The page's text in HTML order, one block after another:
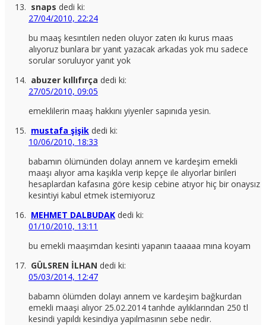
snaps dedi ki:
27/04/2010, 22:24
bu maaş kesıntılerı neden oluyor zaten ıkı kurus maas
alıyoruz bunlara bır yanıt yazacak arkadas yok mu sadece
sorular soruluyor yanıt yok
abuzer kıllıfırça dedi ki:
27/05/2010, 09:05
emeklilerin maaş hakkını yiyenler sapınıda yesin.
mustafa şişik dedi ki:
10/06/2010, 18:33
babamın ölümünden dolayı annem ve kardeşim emekli
maaşı alıyor ama kaşıkla verip kepçe ile alıyorlar birileri
hesaplardan kafasına göre kesip cebine atıyor hiç bir onaysız
kesintiyi kabul etmek istemiyoruz
MEHMET DALBUDAK dedi ki:
01/10/2010, 13:11
bu emekli maaşımdan kesinti yapanın taaaaa mına koyam
GÜLSREN İLHAN dedi ki:
05/03/2014, 12:47
babamn ölümden dolayı annem ve kardeşim bağkurdan
emekli maaşi alıyor 25.02.2014 tarıhde aylıklarından 250 tl
kesindi yapıldı kesindiya yapılmasının sebe nedir.